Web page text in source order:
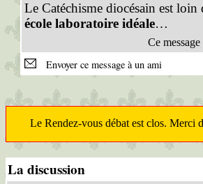
Le Catéchisme diocésain est loin
école laboratoire idéale…
Ce
Envoyer ce message à un ami
Le Rendez-vous débat est clos. Merci
La discussion